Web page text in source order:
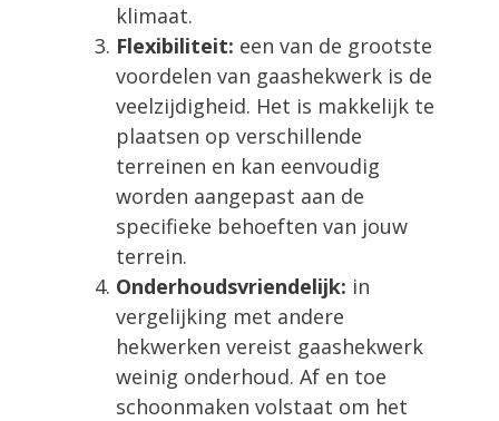
klimaat.
Flexibiliteit: een van de grootste
voordelen van gaashekwerk is de
veelzijdigheid. Het is makkelijk te
plaatsen op verschillende
terreinen en kan eenvoudig
worden aangepast aan de
specifieke behoeften van jouw
terrein.
Onderhoudsvriendelijk: in
vergelijking met andere
hekwerken vereist gaashekwerk
weinig onderhoud. Af en toe
schoonmaken volstaat om het